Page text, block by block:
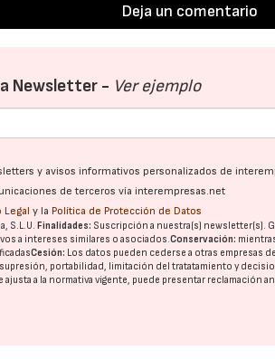
Deja un comentario
Newsletter - Ver ejemplo
y avisos informativos personalizados de
de terceros vía interempresas.net
Legal y la Política de Protección de Datos
S.L.U.Finalidades: Suscripción a nuestra(s) newsletter(s).
a intereses similares o asociados.Conservación:
Cesión: Los datos pueden cederse a otras empresas
portabilidad, limitación del tratatamiento y
a la normativa vigente, puede presentar reclamación